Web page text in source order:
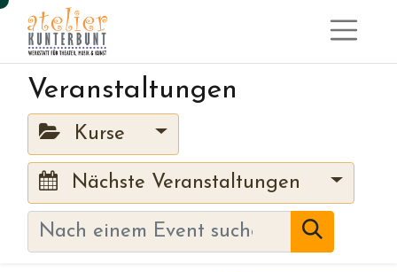
Veranstaltungen
Kurse
Nächste Veranstaltungen